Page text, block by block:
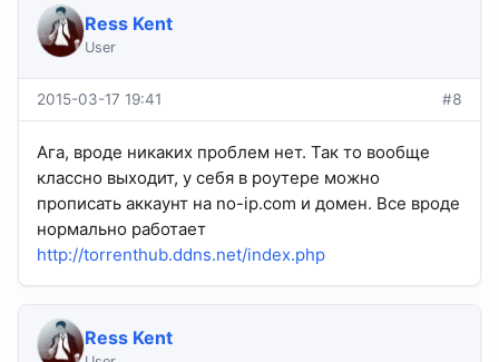
Ress Kent
User
2015-03-17 19:41 #8
Ага, вроде никаких проблем нет. Так то вообще
классно выходит, у себя в роутере можно
прописать аккаунт на no-ip.com и домен. Все вроде
нормально работает
http://torrenthub.ddns.net/index.php
Ress Kent